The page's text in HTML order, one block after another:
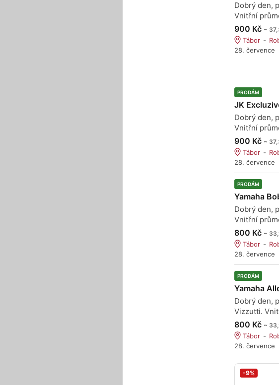
Dobrý den,
Vnitřní
900 Kč ~
Tábor
28. července
PRODÁM
JK
Dobrý den,
Vnitřní
900 Kč ~
Tábor
28. července
PRODÁM
Yamaha
Dobrý den,
Vnitřní
800 Kč ~
Tábor
28. července
PRODÁM
Yamaha
Dobrý den,
Vizzutti.
800 Kč ~
Tábor
28. července
-9%